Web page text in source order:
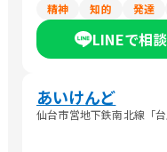
精神
知的 発達
LINEで相談
あいけんど
仙台市営地下鉄南北線「